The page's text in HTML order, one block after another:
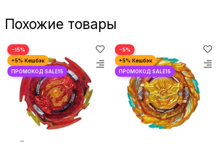
Похожие товары
−15% −5%